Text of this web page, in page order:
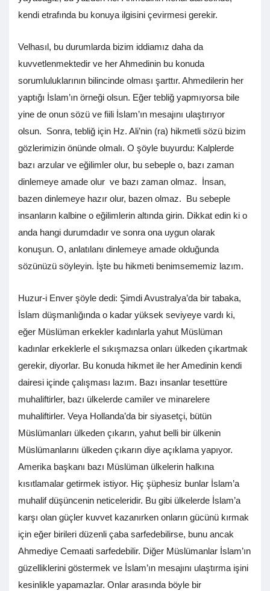
kendi etrafında bu konuya ilgisini çevirmesi gerekir.
Velhasıl, bu durumlarda bizim iddiamız daha da
kuvvetlenmektedir ve her Ahmedinin bu konuda
sorumluluklarının bilincinde olması şarttır. Ahmedilerin her
yaptığı İslam’ın örneği olsun. Eğer tebliğ yapmıyorsa bile
yine de onun sözü ve fiili İslam’ın mesajını ulaştırıyor
olsun. Sonra, tebliğ için Hz. Ali’nin (ra) hikmetli sözü bizim
gözlerimizin önünde olmalı. O şöyle buyurdu: Kalplerde
bazı arzular ve eğilimler olur, bu sebeple o, bazı zaman
dinlemeye amade olur ve bazı zaman olmaz. İnsan,
bazen dinlemeye hazır olur, bazen olmaz. Bu sebeple
insanların kalbine o eğilimlerin altında girin. Dikkat edin ki o
anda hangi durumdadır ve sonra ona uygun olarak
konuşun. O, anlatılanı dinlemeye amade olduğunda
sözünüzü söyleyin. İşte bu hikmeti benimsememiz lazım.
Huzur-i Enver şöyle dedi: Şimdi Avustralya’da bir tabaka,
İslam düşmanlığında o kadar yüksek seviyeye vardı ki,
eğer Müslüman erkekler kadınlarla yahut Müslüman
kadınlar erkeklerle el sıkışmazsa onları ülkeden çıkartmak
gerekir, diyorlar. Bu konuda hikmet ile her Amedinin kendi
dairesi içinde çalışması lazım. Bazı insanlar tesettüre
muhaliftirler, bazı ülkelerde camiler ve minarelere
muhaliftirler. Veya Hollanda’da bir siyasetçi, bütün
Müslümanları ülkeden çıkarın, yahut belli bir ülkenin
Müslümanlarını ülkeden çıkarın diye açıklama yapıyor.
Amerika başkanı bazı Müslüman ülkelerin halkına
kısıtlamalar getirmek istiyor. Hiç şüphesiz bunlar İslam’a
muhalif düşüncenin neticeleridir. Bu gibi ülkelerde İslam’a
karşı olan güçler kuvvet kazanırken onların gücünü kırmak
için eğer birileri düzenli çaba sarfedebilirse, bunu ancak
Ahmediye Cemaati sarfedebilir. Diğer Müslümanlar İslam’ın
güzelliklerini göstermek ve İslam’ın mesajını ulaştırma işini
kesinlikle yapamazlar. Onlar arasında böyle bir